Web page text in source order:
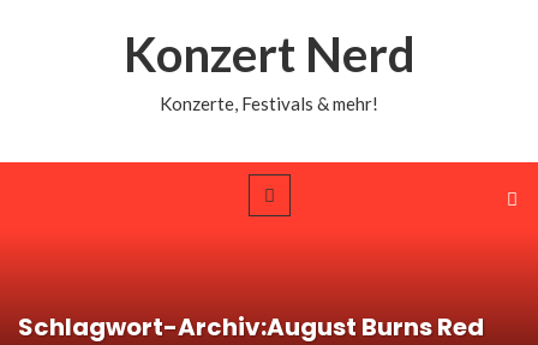
Konzert Nerd
Konzerte, Festivals & mehr!
Schlagwort-Archiv:August Burns Red